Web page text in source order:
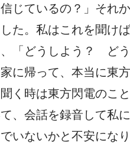
じているの？」それ
た。私はこれを聞け
「どうしよう？ ど
に帰って、本当に東
く時は東方閃電のこ
、会話を録音して私
いないかと不安にな